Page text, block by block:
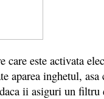
este activata
aparea inghetul,
ii asiguri un